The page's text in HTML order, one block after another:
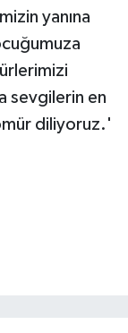
yanına
sevgilerin en
diliyoruz.'